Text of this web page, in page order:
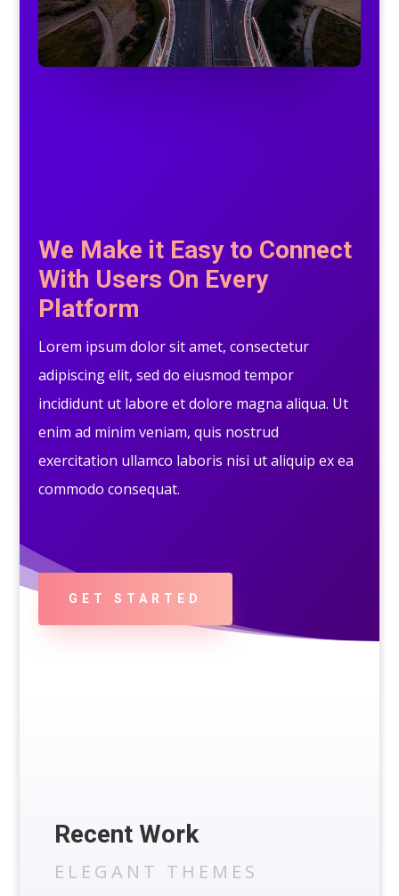
We Make it Easy to Connect
With Users On Every
Platform
Lorem ipsum dolor sit amet, consectetur
adipiscing elit, sed do eiusmod tempor
incididunt ut labore et dolore magna aliqua. Ut
enim ad minim veniam, quis nostrud
exercitation ullamco laboris nisi ut aliquip ex ea
commodo consequat.
GET STARTED
Recent Work
ELEGANT THEMES